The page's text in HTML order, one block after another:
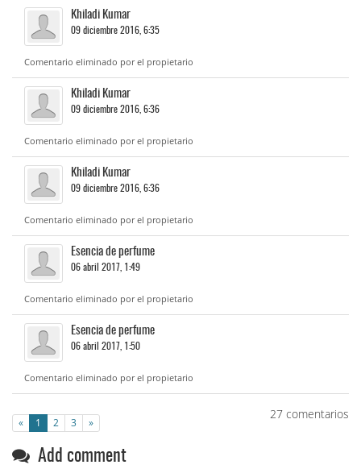
Khiladi Kumar
09 diciembre 2016, 6:35
Comentario eliminado por el propietario
Khiladi Kumar
09 diciembre 2016, 6:36
Comentario eliminado por el propietario
Khiladi Kumar
09 diciembre 2016, 6:36
Comentario eliminado por el propietario
Esencia de perfume
06 abril 2017, 1:49
Comentario eliminado por el propietario
Esencia de perfume
06 abril 2017, 1:50
Comentario eliminado por el propietario
27 comentarios
«Página
Anterior
1 2 3 »Página
siguiente
Add comment